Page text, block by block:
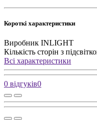
Короткі характеристики
Виробник INLIGHT
Кількість сторін з
Всі характеристики
0 відгуків0